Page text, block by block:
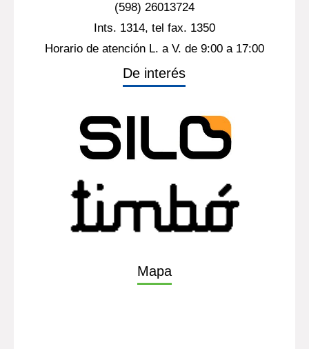
(598) 26013724
Ints. 1314, tel fax. 1350
Horario de atención L. a V. de 9:00 a 17:00
De interés
Mapa